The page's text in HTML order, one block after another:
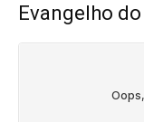
Evangelho do